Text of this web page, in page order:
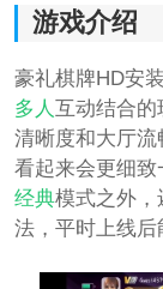
游戏介绍
豪礼棋牌HD安
多人互动结合的
清晰度和大厅
看起来会更细
经典模式之外，
法，平时上线后